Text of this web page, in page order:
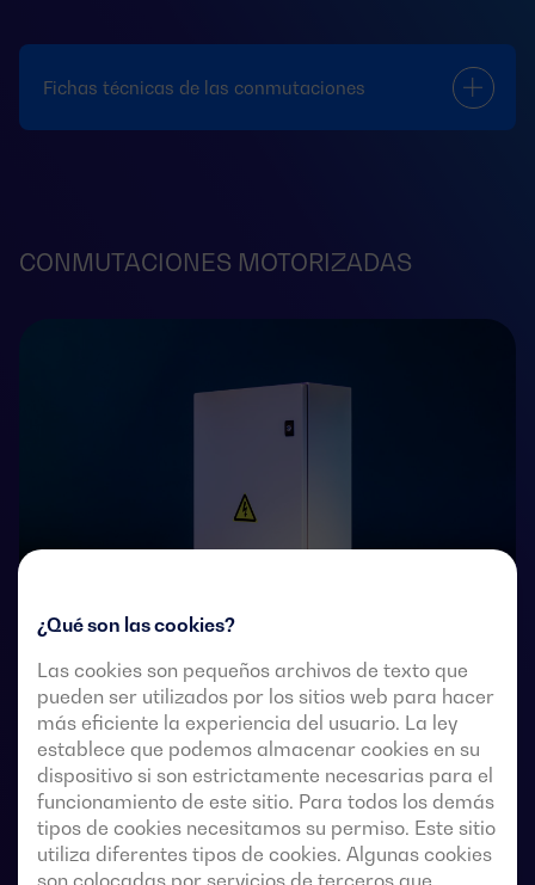
¿Qué son las cookies?
Las cookies son pequeños archivos de texto que
pueden ser utilizados por los sitios web para hacer
más eficiente la experiencia del usuario. La ley
establece que podemos almacenar cookies en su
dispositivo si son estrictamente necesarias para el
funcionamiento de este sitio. Para todos los demás
tipos de cookies necesitamos su permiso. Este sitio
utiliza diferentes tipos de cookies. Algunas cookies
son colocadas por servicios de terceros que
Fichas técnicas de las conmutaciones
CONMUTACIONES MOTORIZADAS
Conmutadores de transferencia de accionamiento
remoto de 4 polos con corte plenamente aparente.
Permiten la transferencia en carga de dos fuentes
trifásicas a través de contactos remotos sin tensión,
desde un controlador automático externo, usando
lógica de impulsos o un interruptor.